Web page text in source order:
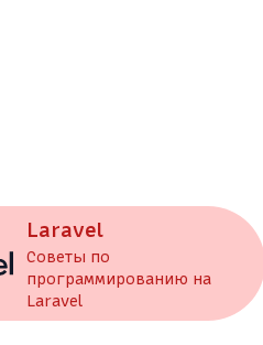
Laravel
Советы по
программированию на
Laravel